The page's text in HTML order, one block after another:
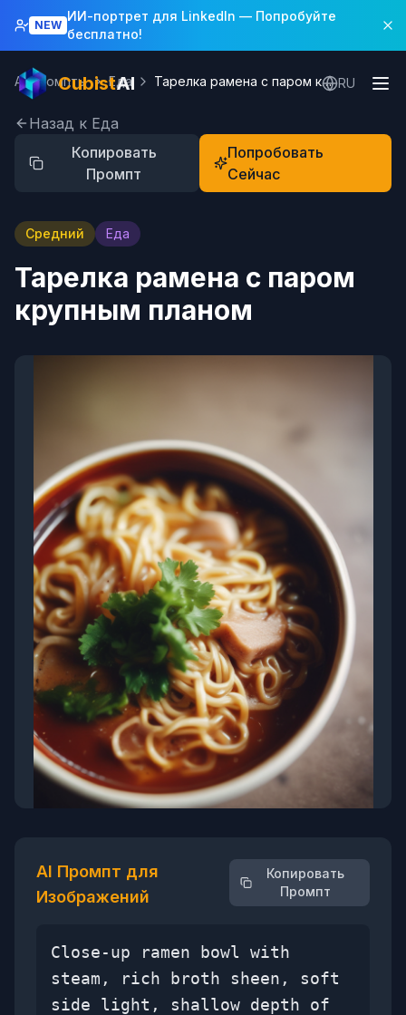
NEW
ИИ-портрет для LinkedIn — Попробуйте
бесплатно!
CubistAI RU
AI Промпты Еда Тарелка рамена с паром крупным планом
Назад к Еда
Копировать
Промпт
Попробовать
Сейчас
Средний Еда
Тарелка рамена с паром
крупным планом
AI Промпт для
Изображений
Копировать
Промпт
Close-up ramen bowl with
steam, rich broth sheen, soft
side light, shallow depth of